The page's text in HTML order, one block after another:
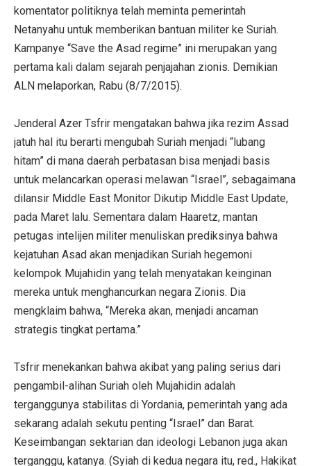
komentator politiknya telah meminta pemerintah
Netanyahu untuk memberikan bantuan militer ke Suriah.
Kampanye “Save the Asad regime” ini merupakan yang
pertama kali dalam sejarah penjajahan zionis. Demikian
ALN melaporkan, Rabu (8/7/2015).
Jenderal Azer Tsfrir mengatakan bahwa jika rezim Assad
jatuh hal itu berarti mengubah Suriah menjadi “lubang
hitam” di mana daerah perbatasan bisa menjadi basis
untuk melancarkan operasi melawan “Israel”, sebagaimana
dilansir Middle East Monitor Dikutip Middle East Update,
pada Maret lalu. Sementara dalam Haaretz, mantan
petugas intelijen militer menuliskan prediksinya bahwa
kejatuhan Asad akan menjadikan Suriah hegemoni
kelompok Mujahidin yang telah menyatakan keinginan
mereka untuk menghancurkan negara Zionis. Dia
mengklaim bahwa, “Mereka akan, menjadi ancaman
strategis tingkat pertama.”
Tsfrir menekankan bahwa akibat yang paling serius dari
pengambil-alihan Suriah oleh Mujahidin adalah
terganggunya stabilitas di Yordania, pemerintah yang ada
sekarang adalah sekutu penting “Israel” dan Barat.
Keseimbangan sektarian dan ideologi Lebanon juga akan
terganggu, katanya. (Syiah di kedua negara itu, red., Hakikat